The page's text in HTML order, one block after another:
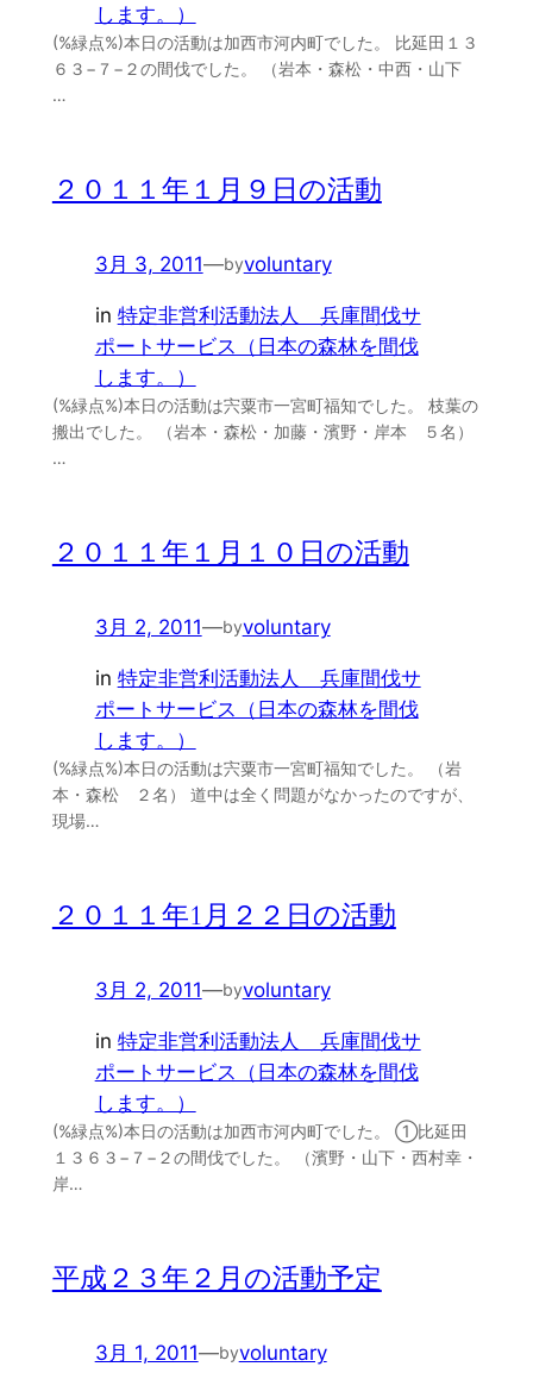
します。）
(%緑点%)本日の活動は加西市河内町でした。 比延田１３
６３−７−２の間伐でした。 （岩本・森松・中西・山下
…
２０１１年１月９日の活動
3月 3, 2011—byvoluntary
in 特定非営利活動法人 兵庫間伐サ
ポートサービス（日本の森林を間伐
します。）
(%緑点%)本日の活動は宍粟市一宮町福知でした。 枝葉の
搬出でした。 （岩本・森松・加藤・濱野・岸本 ５名）
…
２０１１年１月１０日の活動
3月 2, 2011—byvoluntary
in 特定非営利活動法人 兵庫間伐サ
ポートサービス（日本の森林を間伐
します。）
(%緑点%)本日の活動は宍粟市一宮町福知でした。 （岩
本・森松 ２名） 道中は全く問題がなかったのですが、
現場…
２０１１年1月２２日の活動
3月 2, 2011—byvoluntary
in 特定非営利活動法人 兵庫間伐サ
ポートサービス（日本の森林を間伐
します。）
(%緑点%)本日の活動は加西市河内町でした。 ①比延田
１３６３−７−２の間伐でした。 （濱野・山下・西村幸・
岸…
平成２３年２月の活動予定
3月 1, 2011—byvoluntary